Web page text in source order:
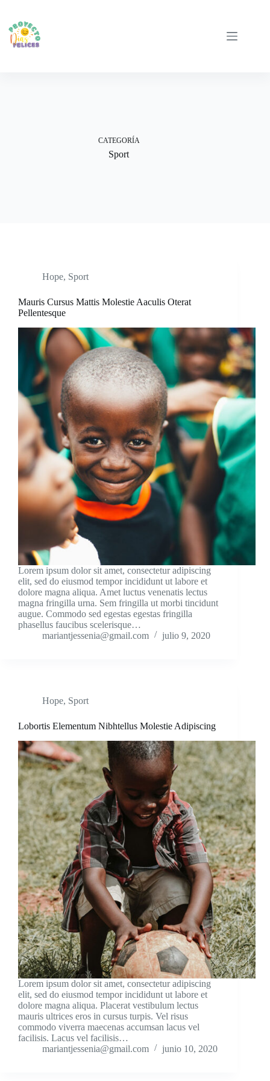
contenido
CATEGORÍA
Sport
Hope, Sport
Mauris Cursus Mattis Molestie Aaculis Oterat
Pellentesque
Lorem ipsum dolor sit amet, consectetur adipiscing
elit, sed do eiusmod tempor incididunt ut labore et
dolore magna aliqua. Amet luctus venenatis lectus
magna fringilla urna. Sem fringilla ut morbi tincidunt
augue. Commodo sed egestas egestas fringilla
phasellus faucibus scelerisque…
mariantjessenia@gmail.com
julio 9, 2020
Hope, Sport
Lobortis Elementum Nibhtellus Molestie Adipiscing
Lorem ipsum dolor sit amet, consectetur adipiscing
elit, sed do eiusmod tempor incididunt ut labore et
dolore magna aliqua. Placerat vestibulum lectus
mauris ultrices eros in cursus turpis. Vel risus
commodo viverra maecenas accumsan lacus vel
facilisis. Lacus vel facilisis…
mariantjessenia@gmail.com
junio 10, 2020